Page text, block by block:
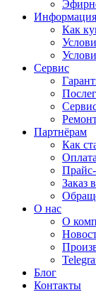
Информация
Как
Сервис
Партнёрам
Как
Заказ
О нас
О
Блог
Контакты